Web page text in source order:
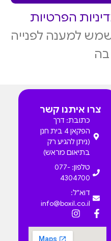
הפרטיות
למענה לפנייה
צרו איתנו קשר
כתובת: דרך
הפקאן 4 בית חנן
(ניתן להגיע רק
בתיאום מראש)
טלפון: 077-
4304700
דוא"ל:
info@boxil.co.il